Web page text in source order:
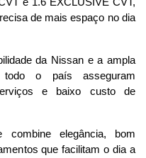
de mais espaço no dia
da Nissan e a ampla
o país asseguram
e baixo custo de
elegância, bom
que facilitam o dia a